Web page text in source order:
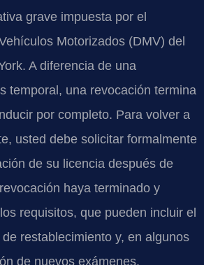
grave impuesta por el
Motorizados (DMV) del
A diferencia de una
temporal, una revocación termina
por completo. Para volver a
usted debe solicitar formalmente
de su licencia después de
haya terminado y
requisitos, que pueden incluir el
restablecimiento y, en algunos
de nuevos exámenes.